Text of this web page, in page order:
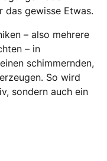
das gewisse Etwas.
– also mehrere
– in
schimmernden,
So wird
sondern auch ein